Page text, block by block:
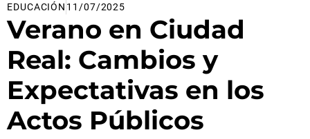
EDUCACIÓN 11/07/2025
Verano en Ciudad
Real: Cambios y
Expectativas en los
Actos Públicos